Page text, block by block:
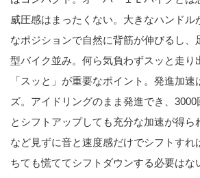
威圧感はまったくない。大きなハンドル
なポジションで自然に背筋が伸びるし、
型バイク並み。何ら気負わずスッと走り
「スッと」が重要なポイント。発進加
ズ。アイドリングのまま発進でき、
とシフトアップしても充分な加速が得ら
など見ずに音と速度感だけでシフトすれ
ちても慌ててシフトダウンする必要はな